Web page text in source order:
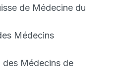
de Médecine du
Médecins
des Médecins de